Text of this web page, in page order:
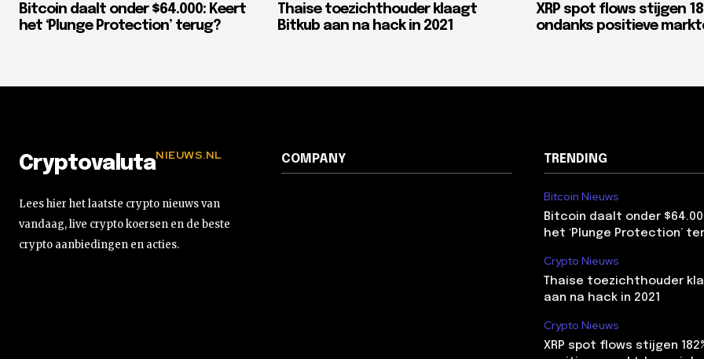
Bitcoin daalt onder $64.000: Keert
het ‘Plunge Protection’ terug?
Thaise toezichthouder klaagt
Bitkub aan na hack in 2021
XRP spot flows stijgen
ondanks positieve
CryptovalutaNIEUWS.NL
Lees hier het laatste crypto nieuws van
vandaag, live crypto koersen en de beste
crypto aanbiedingen en acties.
COMPANY TRENDING
Bitcoin Nieuws
Bitcoin daalt onder
het ‘Plunge Protection’
Crypto Nieuws
Thaise toezichthouder
aan na hack in 2021
Crypto Nieuws
XRP spot flows stijgen